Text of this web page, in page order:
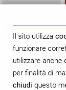
BIBLIOTECA
tel.
Il sito utilizza
funzionare
utilizzare anche
per finalità di
chiudi questo